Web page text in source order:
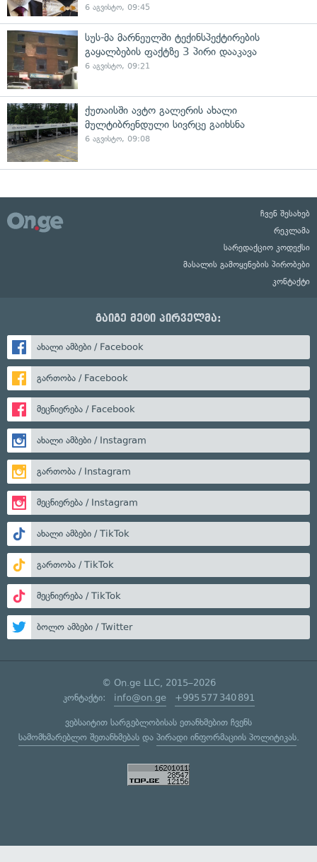
6 აგვისტო, 09:45
სუს-მა მარნეულში ტექინსპექტირების
გაყალბების ფაქტზე 3 პირი დააკავა
6 აგვისტო, 09:21
ქუთაისში ავტო გალერის ახალი
მულტიბრენდული სივრცე გაიხსნა
6 აგვისტო, 09:08
ჩვენ შესახებ
რეკლამა
სარედაქციო კოდექსი
მასალის გამოყენების პირობები
კონტაქტი
გაიგე მეტი პირველმა:
ახალი ამბები / Facebook
გართობა / Facebook
მეცნიერება / Facebook
ახალი ამბები / Instagram
გართობა / Instagram
მეცნიერება / Instagram
ახალი ამბები / TikTok
გართობა / TikTok
მეცნიერება / TikTok
ბოლო ამბები / Twitter
© On.ge LLC, 2015–2026
კონტაქტი: info@on.ge +995 577 340 891
ვებსაიტით სარგებლობისას ეთანხმებით ჩვენს
სამომხმარებლო შეთანხმებასდა პირადი ინფორმაციის პოლიტიკას.